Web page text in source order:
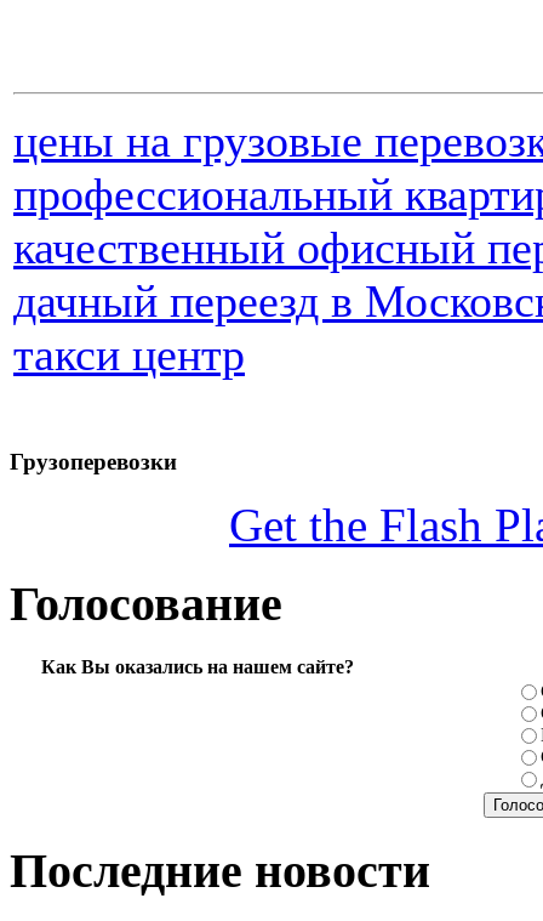
цены на грузовые
профессиональный
качественный офисный
дачный переезд в
такси центр
Грузоперевозки
Get the Flash
Голосование
Как Вы оказались на нашем сайте?
Последние новости